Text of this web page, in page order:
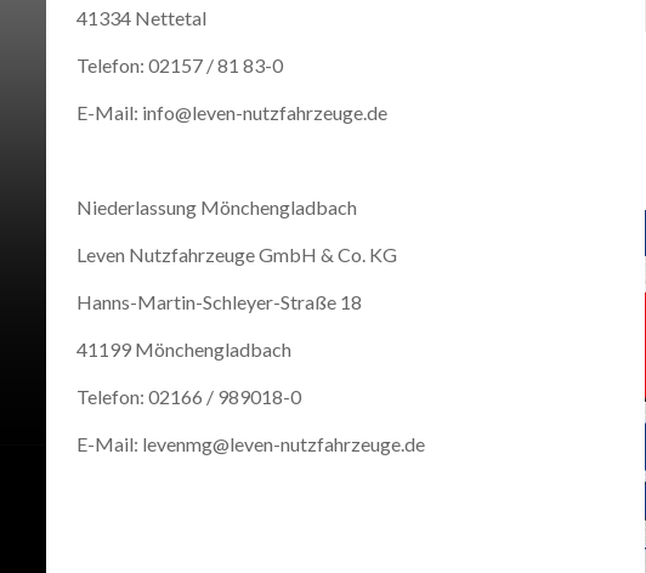
41334 Nettetal
Telefon: 02157 / 81 83-0
E-Mail: info@leven-nutzfahrzeuge.de
Niederlassung Mönchengladbach
Leven Nutzfahrzeuge GmbH & Co. KG
Hanns-Martin-Schleyer-Straße 18
41199 Mönchengladbach
Telefon: 02166 / 989018-0
E-Mail: levenmg@leven-nutzfahrzeuge.de